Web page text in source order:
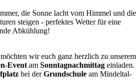
die Sonne lacht vom Himmel und die
steigen - perfektes Wetter für eine
Abkühlung!
wir euch ganz herzlich zu unserem
Event am Sonntagnachmittag einladen.
bei derGrundschule am Mindeltal-